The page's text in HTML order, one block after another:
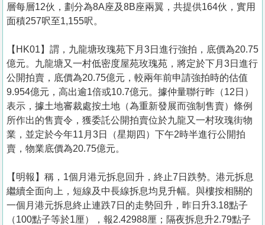
層每層12伙，劃分為8A座及8B座兩翼，共提供164伙，實用
面積257呎至1,155呎。
【HK01】謂，九龍塘玫瑰苑下月3日進行強拍，底價為20.75
億元。九龍塘又一村低密度屋苑玫瑰苑，將定於下月3日進行
公開拍賣，底價為20.75億元，較兩年前申請強拍時的估值
9.954億元，高出逾1倍或10.7億元。據仲量聯行昨（12日）
表示，據土地審裁處按土地（為重新發展而強制售賣）條例
所作出的售賣令，獲委託公開拍賣位於九龍又一村玫瑰街物
業，並定於今年11月3日（星期四）下午2時半進行公開拍
賣，物業底價為20.75億元。
【明報】稱，1個月港元拆息回升，終止7日跌勢。港元拆息
繼續全面向上，短線及中長線拆息均見升幅。與樓按相關的
一個月港元拆息終止連跌7日的走勢回升，昨日升3.18點子
（100點子等於1厘），報2.42988厘；隔夜拆息升2.79點子